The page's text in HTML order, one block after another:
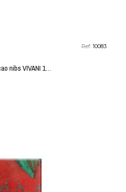
Ref:10083
Chocolate negro 100% cacao nibs VIVANI 100 gr BIO